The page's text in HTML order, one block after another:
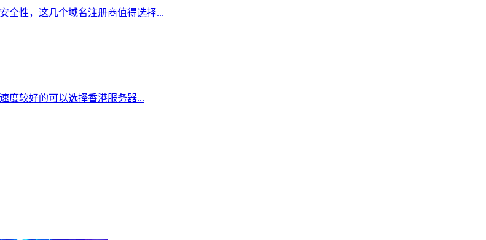
全性，这几个域名注册商值得选择...
度较好的可以选择香港服务器...